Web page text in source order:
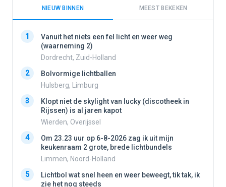
NIEUW BINNEN MEEST BEKEKEN
1
Vanuit het niets een fel licht en weer weg
(waarneming 2)
Dordrecht, Zuid-Holland
2
Bolvormige lichtballen
Hulsberg, Limburg
3
Klopt niet de skylight van lucky (discotheek in
Rijssen) is al jaren kapot
Wierden, Overijssel
4
Om 23.23 uur op 6-8-2026 zag ik uit mijn
keukenraam 2 grote, brede lichtbundels
Limmen, Noord-Holland
5
Lichtbol wat snel heen en weer beweegt, tik tak, ik
zie het nog steeds